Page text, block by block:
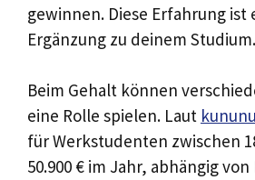
gewinnen. Diese Erfahrung ist
Ergänzung zu deinem Studium.
Beim Gehalt können
eine Rolle spielen. Laut kununu
für Werkstudenten zwischen
50.900 € im Jahr, abhängig